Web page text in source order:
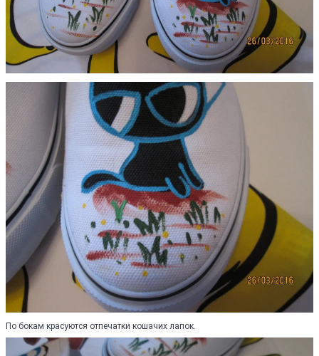
По бокам красуются отпечатки кошачих лапок.